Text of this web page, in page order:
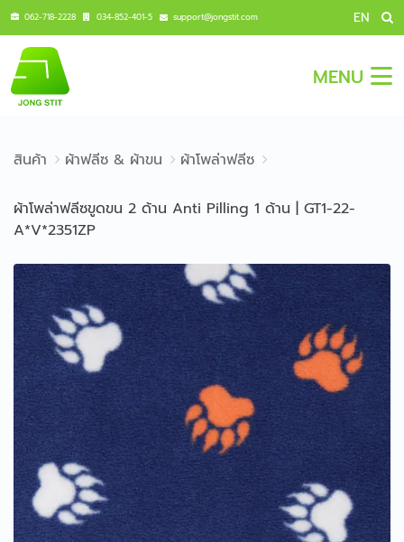
062-718-2228 034-852-401-5 support@jongstit.com EN
MENU
สินค้า ผ้าฟลีซ & ผ้าขน ผ้าโพล่าฟลีซ
ผ้าโพล่าฟลีซขูดขน 2 ด้าน Anti Pilling 1 ด้าน | GT1-22-
A*V*2351ZP